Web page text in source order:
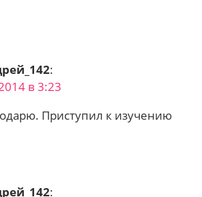
:
в 3:23
Приступил к изучению
: